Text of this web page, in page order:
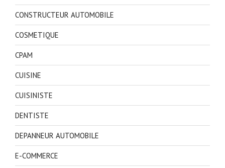
CONSTRUCTEUR AUTOMOBILE
COSMETIQUE
CPAM
CUISINE
CUISINISTE
DENTISTE
DEPANNEUR AUTOMOBILE
E-COMMERCE